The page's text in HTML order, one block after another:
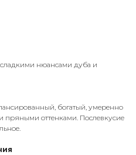
нюансами дуба и
богатый, умеренно
пряными оттенками. Послевкусие